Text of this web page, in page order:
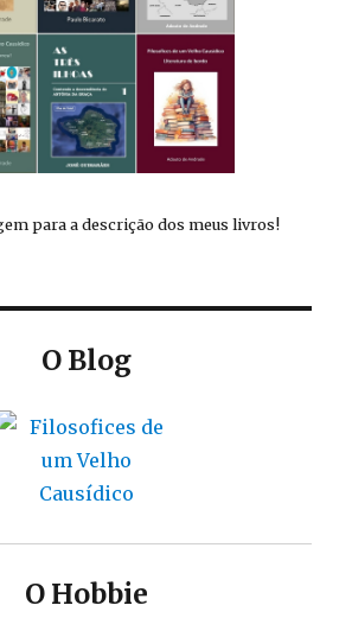
para a descrição dos meus livros!
O Blog
O Hobbie